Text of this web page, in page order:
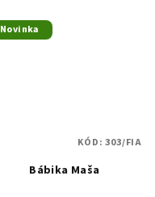
Novinka
Bábika Maša
KÓD:303/FIA